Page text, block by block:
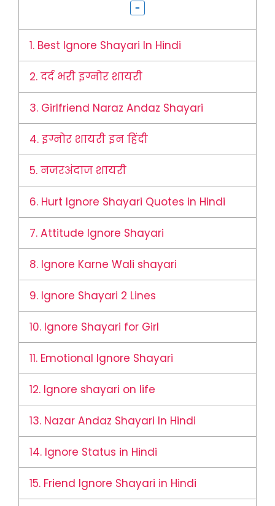
1. Best Ignore Shayari In Hindi
2. दर्द भरी इग्नोर शायरी
3. Girlfriend Naraz Andaz Shayari
4. इग्नोर शायरी इन हिंदी
5. नजरअंदाज शायरी
6. Hurt Ignore Shayari Quotes in Hindi
7. Attitude Ignore Shayari
8. Ignore Karne Wali shayari
9. Ignore Shayari 2 Lines
10. Ignore Shayari for Girl
11. Emotional Ignore Shayari
12. Ignore shayari on life
13. Nazar Andaz Shayari In Hindi
14. Ignore Status in Hindi
15. Friend Ignore Shayari in Hindi